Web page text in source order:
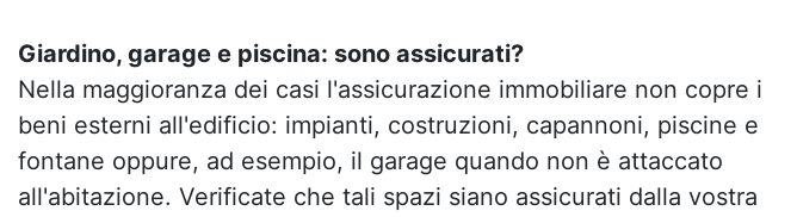
Giardino, garage e piscina: sono assicurati?
Nella maggioranza dei casi l'assicurazione immobiliare non copre i
beni esterni all'edificio: impianti, costruzioni, capannoni, piscine e
fontane oppure, ad esempio, il garage quando non è attaccato
all'abitazione. Verificate che tali spazi siano assicurati dalla vostra